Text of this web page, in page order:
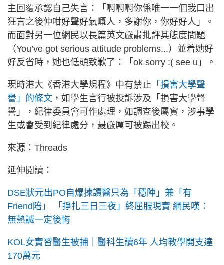
主回覆承認自己失言：「啊啊啊你係唯一一個我口出
狂言之後仲咁好聲好氣嘅人，多謝你，你好好人」。
而面對另一位網民以長篇英文嚴肅批評其態度問題
（You’ve got serious attitude problems...）並着她好
好反省時，她也低頭致歉了：「ok sorry :( see u」。
現時港大《香港大學規程》中有禁止 「損害大學聲
譽」的條文 ，如學生言行被投訴涉及「損害大學聲
譽」，紀律委員會可作處理，如調查後屬實，涉事學
生或會受到紀律處分，最嚴厲可被踢出校。
來源：Threads
延伸閱讀：
DSE狀元出PO自爆揀讀醫只為「穩陣」兼「有
Friend陪」 「掙扎三日三夜」終屈服現實 網民嘆：
無熱誠一定後悔
KOL女實習醫生被捕｜醫科生讀6年 人均教學開支達
170萬元